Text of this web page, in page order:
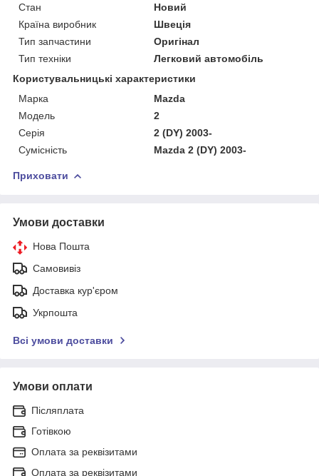
Стан
Новий
Країна виробник
Швеція
Тип запчастини
Оригінал
Тип техніки
Легковий автомобіль
Користувальницькі характеристики
Марка
Mazda
Мoдель
2
Серія
2 (DY) 2003-
Сумісність
Mazda 2 (DY) 2003-
Приховати
Умови доставки
Нова Пошта
Самовивіз
Доставка кур'єром
Укрпошта
Всі умови доставки
Умови оплати
Післяплата
Готівкою
Оплата за реквізитами
Оплата за реквізитами